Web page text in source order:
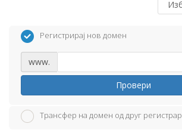
Регистрирај нов домен
www.
Провери
Трансфер на домен од друг регистрар